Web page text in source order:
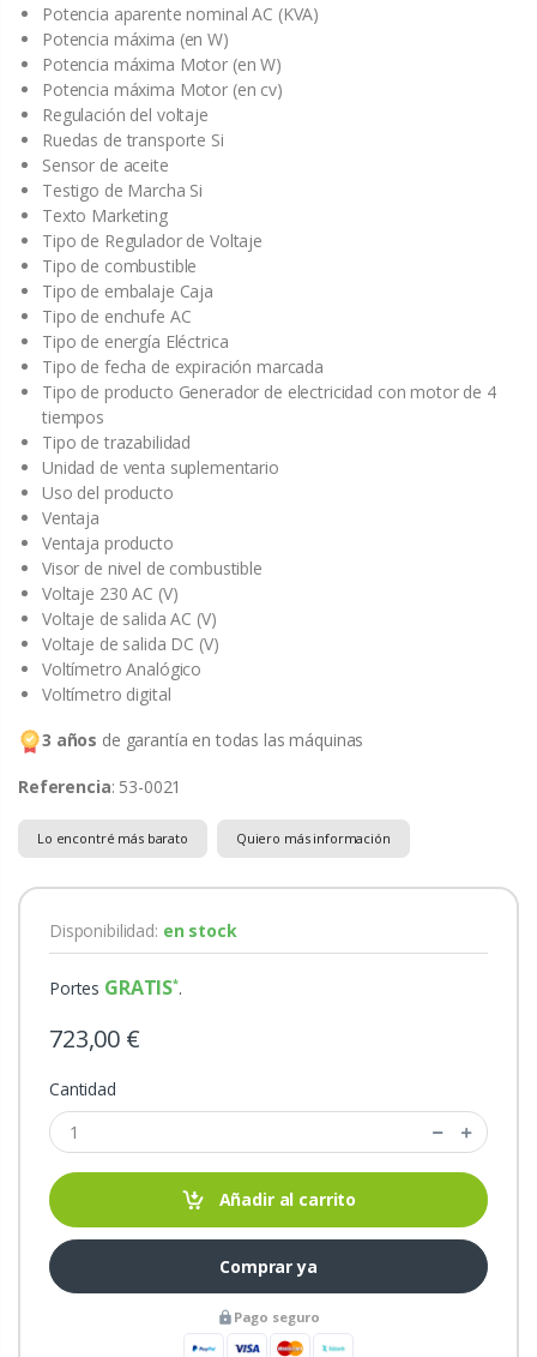
Potencia aparente nominal AC (KVA)
Potencia máxima (en W)
Potencia máxima Motor (en W)
Potencia máxima Motor (en cv)
Regulación del voltaje
Ruedas de transporte Si
Sensor de aceite
Testigo de Marcha Si
Texto Marketing
Tipo de Regulador de Voltaje
Tipo de combustible
Tipo de embalaje Caja
Tipo de enchufe AC
Tipo de energía Eléctrica
Tipo de fecha de expiración marcada
Tipo de producto Generador de electricidad con motor de 4
tiempos
Tipo de trazabilidad
Unidad de venta suplementario
Uso del producto
Ventaja
Ventaja producto
Visor de nivel de combustible
Voltaje 230 AC (V)
Voltaje de salida AC (V)
Voltaje de salida DC (V)
Voltímetro Analógico
Voltímetro digital
3 años de garantía en todas las máquinas
Referencia: 53-0021
Lo encontré más barato Quiero más información
Disponibilidad: en stock
Portes GRATIS .
723,00 €
Cantidad
Añadir al carrito
Comprar ya
Pago seguro